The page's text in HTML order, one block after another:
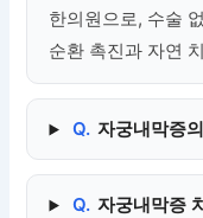
한의원으로, 수술
순환 촉진과 자연
Q. 자궁내막증
Q. 자궁내막증